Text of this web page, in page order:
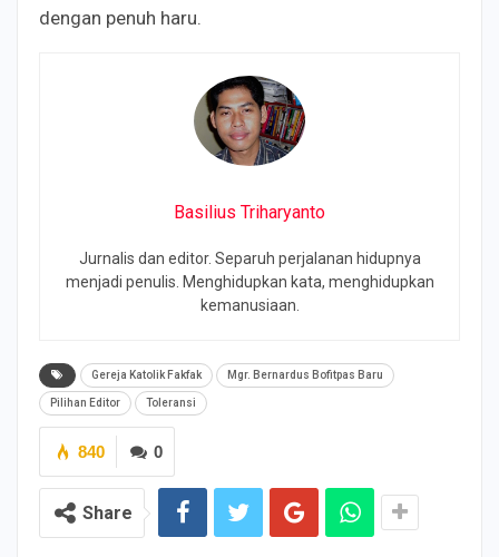
dengan penuh haru.
Basilius Triharyanto
Jurnalis dan editor. Separuh perjalanan hidupnya
menjadi penulis. Menghidupkan kata, menghidupkan
kemanusiaan.
Gereja Katolik Fakfak Mgr. Bernardus Bofitpas Baru
Pilihan Editor Toleransi
0
840
Share